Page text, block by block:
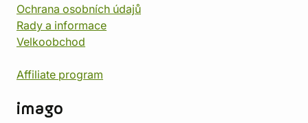
Ochrana osobních údajů
Rady a informace
Velkoobchod
Affiliate program
imago